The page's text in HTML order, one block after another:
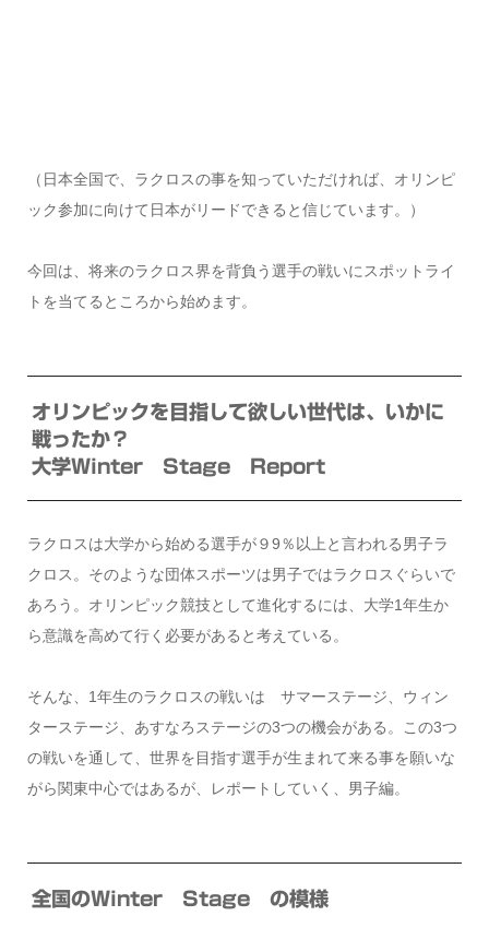
（日本全国で、ラクロスの事を知っていただければ、オリンピ
ック参加に向けて日本がリードできると信じています。）
今回は、将来のラクロス界を背負う選手の戦いにスポットライ
トを当てるところから始めます。
オリンピックを目指して欲しい世代は、いかに
戦ったか？
大学Winter Stage Report
ラクロスは大学から始める選手が９9％以上と言われる男子ラ
クロス。そのような団体スポーツは男子ではラクロスぐらいで
あろう。オリンピック競技として進化するには、大学1年生か
ら意識を高めて行く必要があると考えている。
そんな、1年生のラクロスの戦いは サマーステージ、ウィン
ターステージ、あすなろステージの3つの機会がある。この3つ
の戦いを通して、世界を目指す選手が生まれて来る事を願いな
がら関東中心ではあるが、レポートしていく、男子編。
全国のWinter Stage の模様